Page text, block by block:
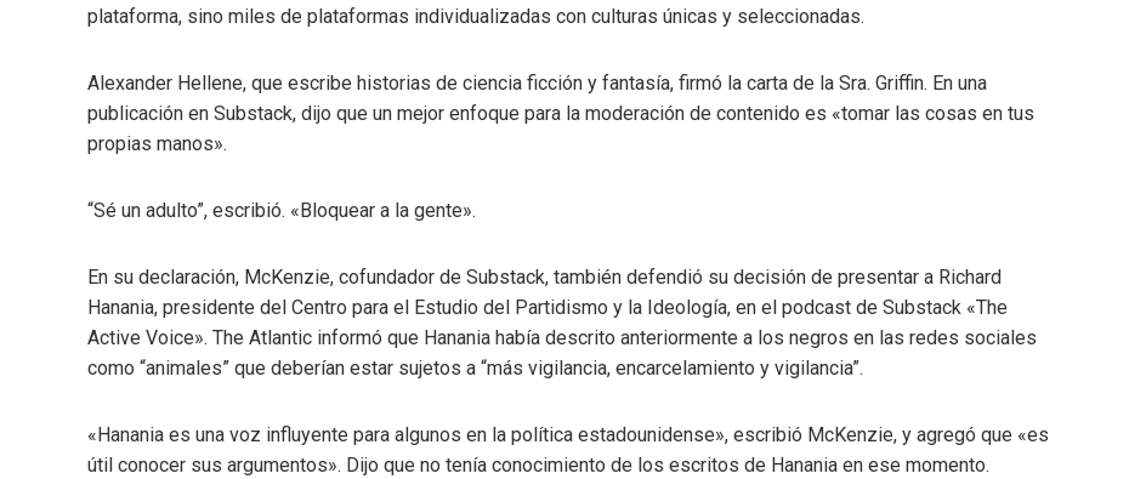
plataforma, sino miles de plataformas individualizadas con culturas únicas y seleccionadas.
Alexander Hellene, que escribe historias de ciencia ficción y fantasía, firmó la carta de la Sra. Griffin. En una
publicación en Substack, dijo que un mejor enfoque para la moderación de contenido es «tomar las cosas en tus
propias manos».
“Sé un adulto”, escribió. «Bloquear a la gente».
En su declaración, McKenzie, cofundador de Substack, también defendió su decisión de presentar a Richard
Hanania, presidente del Centro para el Estudio del Partidismo y la Ideología, en el podcast de Substack «The
Active Voice». The Atlantic informó que Hanania había descrito anteriormente a los negros en las redes sociales
como “animales” que deberían estar sujetos a “más vigilancia, encarcelamiento y vigilancia”.
«Hanania es una voz influyente para algunos en la política estadounidense», escribió McKenzie, y agregó que «es
útil conocer sus argumentos». Dijo que no tenía conocimiento de los escritos de Hanania en ese momento.